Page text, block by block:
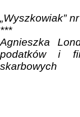
„Wyszkowiak”
***
Agnieszka
podatków i
skarbowych